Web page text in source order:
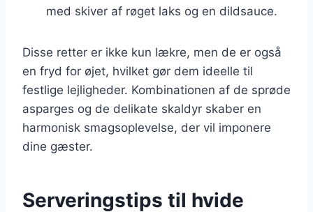
med skiver af røget laks og en dildsauce.
Disse retter er ikke kun lækre, men de er også
en fryd for øjet, hvilket gør dem ideelle til
festlige lejligheder. Kombinationen af de sprøde
asparges og de delikate skaldyr skaber en
harmonisk smagsoplevelse, der vil imponere
dine gæster.
Serveringstips til hvide